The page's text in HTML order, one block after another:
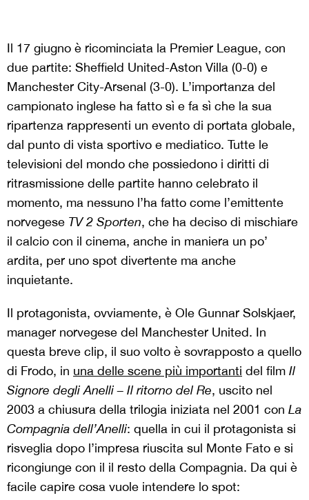
Il 17 giugno è ricominciata la Premier League, con
due partite: Sheffield United-Aston Villa (0-0) e
Manchester City-Arsenal (3-0). L’importanza del
campionato inglese ha fatto sì e fa sì che la sua
ripartenza rappresenti un evento di portata globale,
dal punto di vista sportivo e mediatico. Tutte le
televisioni del mondo che possiedono i diritti di
ritrasmissione delle partite hanno celebrato il
momento, ma nessuno l’ha fatto come l’emittente
norvegese TV 2 Sporten, che ha deciso di mischiare
il calcio con il cinema, anche in maniera un po’
ardita, per uno spot divertente ma anche
inquietante.
Il protagonista, ovviamente, è Ole Gunnar Solskjaer,
manager norvegese del Manchester United. In
questa breve clip, il suo volto è sovrapposto a quello
di Frodo, in una delle scene più importanti del film Il
Signore degli Anelli – Il ritorno del Re, uscito nel
2003 a chiusura della trilogia iniziata nel 2001 con La
Compagnia dell’Anelli: quella in cui il protagonista si
risveglia dopo l’impresa riuscita sul Monte Fato e si
ricongiunge con il il resto della Compagnia. Da qui è
facile capire cosa vuole intendere lo spot: